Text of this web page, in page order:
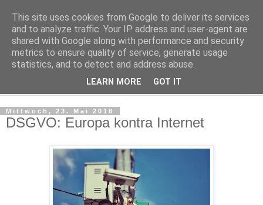
Kludge
Private Notizen aus Halle an der Saale
Mittwoch, 23. Mai 2018
DSGVO: Europa kontra Internet
This site uses cookies from Google to deliver its services
and to analyze traffic. Your IP address and user-agent are
shared with Google along with performance and security
metrics to ensure quality of service, generate usage
statistics, and to detect and address abuse.
LEARN MORE GOT IT